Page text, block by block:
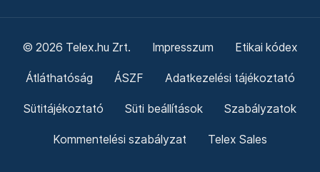
© 2026 Telex.hu Zrt. Impresszum Etikai kódex
Átláthatóság ÁSZF Adatkezelési tájékoztató
Sütitájékoztató Süti beállítások Szabályzatok
Kommentelési szabályzat Telex Sales